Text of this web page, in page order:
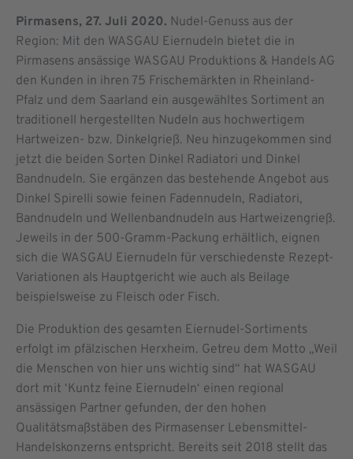
Pirmasens, 27. Juli 2020. Nudel-Genuss aus der
Region: Mit den WASGAU Eiernudeln bietet die in
Pirmasens ansässige WASGAU Produktions & Handels AG
den Kunden in ihren 75 Frischemärkten in Rheinland-
Pfalz und dem Saarland ein ausgewähltes Sortiment an
traditionell hergestellten Nudeln aus hochwertigem
Hartweizen- bzw. Dinkelgrieß. Neu hinzugekommen sind
jetzt die beiden Sorten Dinkel Radiatori und Dinkel
Bandnudeln. Sie ergänzen das bestehende Angebot aus
Dinkel Spirelli sowie feinen Fadennudeln, Radiatori,
Bandnudeln und Wellenbandnudeln aus Hartweizengrieß.
Jeweils in der 500-Gramm-Packung erhältlich, eignen
sich die WASGAU Eiernudeln für verschiedenste Rezept-
Variationen als Hauptgericht wie auch als Beilage
beispielsweise zu Fleisch oder Fisch.
Die Produktion des gesamten Eiernudel-Sortiments
erfolgt im pfälzischen Herxheim. Getreu dem Motto „Weil
die Menschen von hier uns wichtig sind“ hat WASGAU
dort mit ‘Kuntz feine Eiernudeln‘ einen regional
ansässigen Partner gefunden, der den hohen
Qualitätsmaßstäben des Pirmasenser Lebensmittel-
Handelskonzerns entspricht. Bereits seit 2018 stellt das